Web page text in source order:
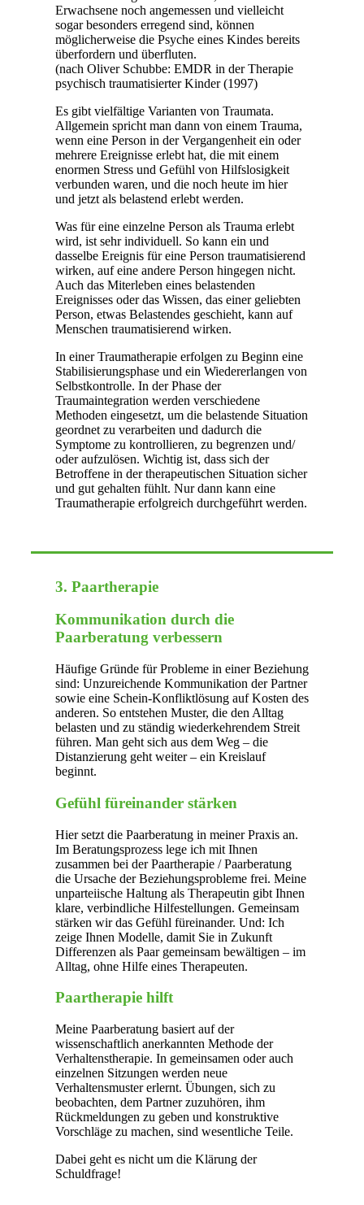
Erwachsene noch angemessen und vielleicht
sogar besonders erregend sind, können
möglicherweise die Psyche eines Kindes bereits
überfordern und überfluten.
(nach Oliver Schubbe: EMDR in der Therapie
psychisch traumatisierter Kinder (1997)
Es gibt vielfältige Varianten von Traumata.
Allgemein spricht man dann von einem Trauma,
wenn eine Person in der Vergangenheit ein oder
mehrere Ereignisse erlebt hat, die mit einem
enormen Stress und Gefühl von Hilfslosigkeit
verbunden waren, und die noch heute im hier
und jetzt als belastend erlebt werden.
Was für eine einzelne Person als Trauma erlebt
wird, ist sehr individuell. So kann ein und
dasselbe Ereignis für eine Person traumatisierend
wirken, auf eine andere Person hingegen nicht.
Auch das Miterleben eines belastenden
Ereignisses oder das Wissen, das einer geliebten
Person, etwas Belastendes geschieht, kann auf
Menschen traumatisierend wirken.
In einer Traumatherapie erfolgen zu Beginn eine
Stabilisierungsphase und ein Wiedererlangen von
Selbstkontrolle. In der Phase der
Traumaintegration werden verschiedene
Methoden eingesetzt, um die belastende Situation
geordnet zu verarbeiten und dadurch die
Symptome zu kontrollieren, zu begrenzen und/
oder aufzulösen. Wichtig ist, dass sich der
Betroffene in der therapeutischen Situation sicher
und gut gehalten fühlt. Nur dann kann eine
Traumatherapie erfolgreich durchgeführt werden.
3. Paartherapie
Kommunikation durch die
Paarberatung verbessern
Häufige Gründe für Probleme in einer Beziehung
sind: Unzureichende Kommunikation der Partner
sowie eine Schein-Konfliktlösung auf Kosten des
anderen. So entstehen Muster, die den Alltag
belasten und zu ständig wiederkehrendem Streit
führen. Man geht sich aus dem Weg – die
Distanzierung geht weiter – ein Kreislauf
beginnt.
Gefühl füreinander stärken
Hier setzt die Paarberatung in meiner Praxis an.
Im Beratungsprozess lege ich mit Ihnen
zusammen bei der Paartherapie / Paarberatung
die Ursache der Beziehungsprobleme frei. Meine
unparteiische Haltung als Therapeutin gibt Ihnen
klare, verbindliche Hilfestellungen. Gemeinsam
stärken wir das Gefühl füreinander. Und: Ich
zeige Ihnen Modelle, damit Sie in Zukunft
Differenzen als Paar gemeinsam bewältigen – im
Alltag, ohne Hilfe eines Therapeuten.
Paartherapie hilft
Meine Paarberatung basiert auf der
wissenschaftlich anerkannten Methode der
Verhaltenstherapie. In gemeinsamen oder auch
einzelnen Sitzungen werden neue
Verhaltensmuster erlernt. Übungen, sich zu
beobachten, dem Partner zuzuhören, ihm
Rückmeldungen zu geben und konstruktive
Vorschläge zu machen, sind wesentliche Teile.
Dabei geht es nicht um die Klärung der
Schuldfrage!